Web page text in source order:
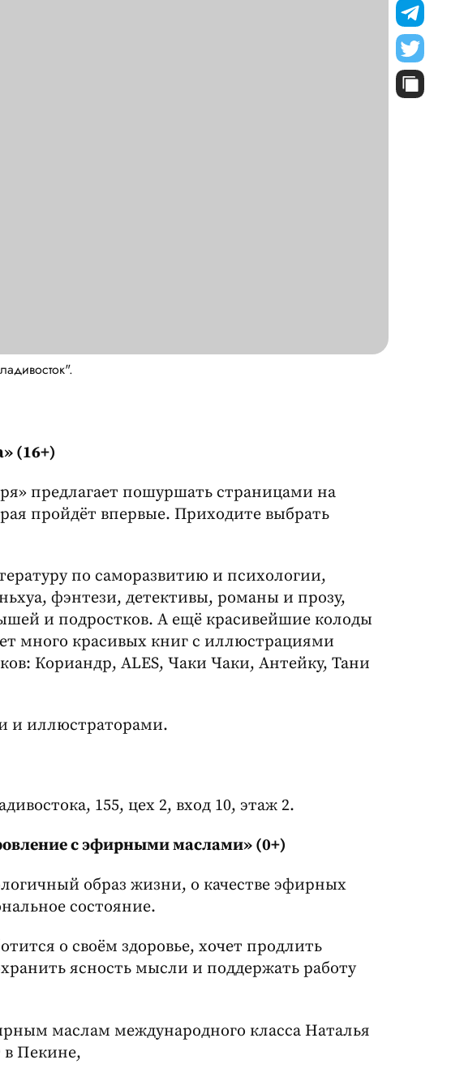
(16+)
предлагает пошуршать страницами на
пройдёт впервые. Приходите выбрать
по саморазвитию и психологии,
фэнтези, детективы, романы и прозу,
и подростков. А ещё красивейшие колоды
много красивых книг с иллюстрациями
Кориандр, ALES, Чаки Чаки, Антейку, Тани
и иллюстраторами.
155, цех 2, вход 10, этаж 2.
с эфирными маслами» (0+)
образ жизни, о качестве эфирных
состояние.
о своём здоровье, хочет продлить
ясность мысли и поддержать работу
маслам международного класса Наталья
в Пекине,